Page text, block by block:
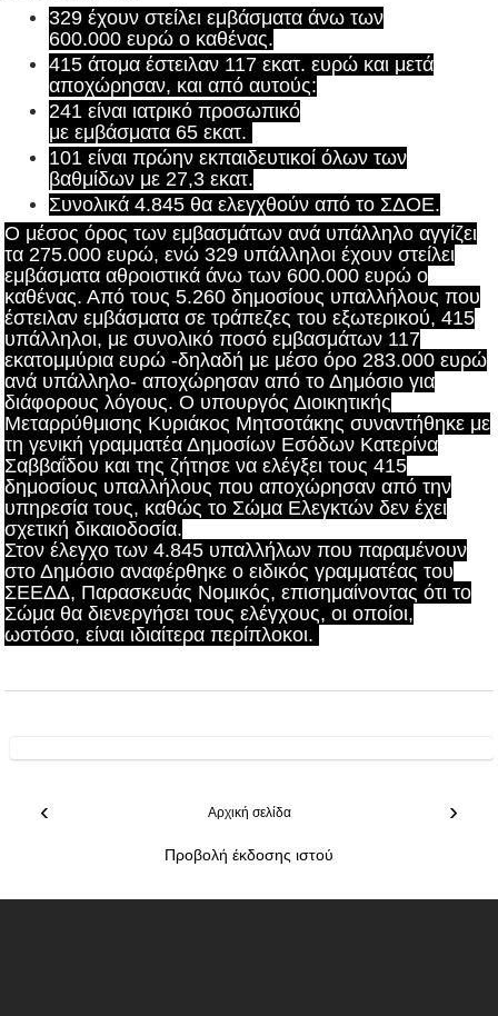
329 έχουν στείλει εμβάσματα άνω των
600.000 ευρώ ο καθένας.
415 άτομα έστειλαν 117 εκατ. ευρώ και μετά
αποχώρησαν, και από αυτούς:
241 είναι ιατρικό προσωπικό
με εμβάσματα 65 εκατ.
101 είναι πρώην εκπαιδευτικοί όλων των
βαθμίδων με 27,3 εκατ.
Συνολικά 4.845 θα ελεγχθούν από το ΣΔΟΕ.
Ο μέσος όρος των εμβασμάτων ανά υπάλληλο αγγίζει
τα 275.000 ευρώ, ενώ 329 υπάλληλοι έχουν στείλει
εμβάσματα αθροιστικά άνω των 600.000 ευρώ o
καθένας. Από τους 5.260 δημοσίους υπαλλήλους που
έστειλαν εμβάσματα σε τράπεζες του εξωτερικού, 415
υπάλληλοι, με συνολικό ποσό εμβασμάτων 117
εκατομμύρια ευρώ -δηλαδή με μέσο όρο 283.000 ευρώ
ανά υπάλληλο- αποχώρησαν από το Δημόσιο για
διάφορους λόγους. Ο υπουργός Διοικητικής
Μεταρρύθμισης Κυριάκος Μητσοτάκης συναντήθηκε με
τη γενική γραμματέα Δημοσίων Εσόδων Κατερίνα
Σαββαΐδου και της ζήτησε να ελέγξει τους 415
δημοσίους υπαλλήλους που αποχώρησαν από την
υπηρεσία τους, καθώς το Σώμα Ελεγκτών δεν έχει
σχετική δικαιοδοσία.
Στον έλεγχο των 4.845 υπαλλήλων που παραμένουν
στο Δημόσιο αναφέρθηκε ο ειδικός γραμματέας του
ΣΕΕΔΔ, Παρασκευάς Νομικός, επισημαίνοντας ότι το
Σώμα θα διενεργήσει τους ελέγχους, οι οποίοι,
ωστόσο, είναι ιδιαίτερα περίπλοκοι.
‹ ›
Αρχική σελίδα
Προβολή έκδοσης ιστού